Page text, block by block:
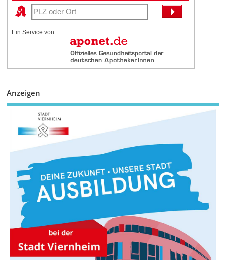
Ein Service von
Anzeigen